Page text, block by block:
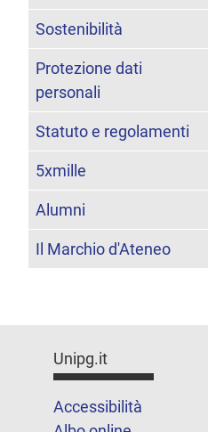
Sostenibilità
Protezione dati
personali
Statuto e regolamenti
5xmille
Alumni
Il Marchio d'Ateneo
Unipg.it
Accessibilità